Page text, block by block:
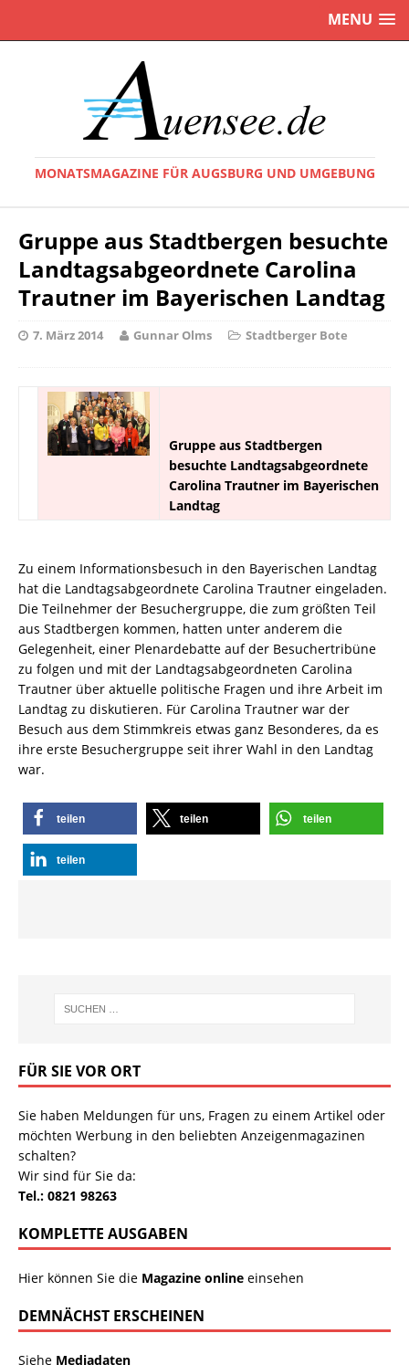
MENU
MONATSMAGAZINE FÜR AUGSBURG UND UMGEBUNG
Gruppe aus Stadtbergen besuchte
Landtagsabgeordnete Carolina
Trautner im Bayerischen Landtag
7. März 2014 Gunnar Olms Stadtberger Bote
Gruppe aus Stadtbergen
besuchte Landtagsabgeordnete
Carolina Trautner im Bayerischen
Landtag
Zu einem Informationsbesuch in den Bayerischen Landtag
hat die Landtagsabgeordnete Carolina Trautner eingeladen.
Die Teilnehmer der Besuchergruppe, die zum größten Teil
aus Stadtbergen kommen, hatten unter anderem die
Gelegenheit, einer Plenardebatte auf der Besuchertribüne
zu folgen und mit der Landtagsabgeordneten Carolina
Trautner über aktuelle politische Fragen und ihre Arbeit im
Landtag zu diskutieren. Für Carolina Trautner war der
Besuch aus dem Stimmkreis etwas ganz Besonderes, da es
ihre erste Besuchergruppe seit ihrer Wahl in den Landtag
war.
teilen teilen teilen
teilen
FÜR SIE VOR ORT
Sie haben Meldungen für uns, Fragen zu einem Artikel oder
möchten Werbung in den beliebten Anzeigenmagazinen
schalten?
Wir sind für Sie da:
Tel.: 0821 98263
KOMPLETTE AUSGABEN
Hier können Sie die Magazine online einsehen
DEMNÄCHST ERSCHEINEN
Siehe Mediadaten